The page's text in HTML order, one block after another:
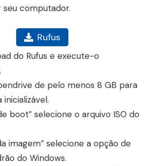
computador.
Rufus
do Rufus e execute-o
de pelo menos 8 GB para
boot” selecione o arquivo ISO do
imagem” selecione a opção de
do Windows.